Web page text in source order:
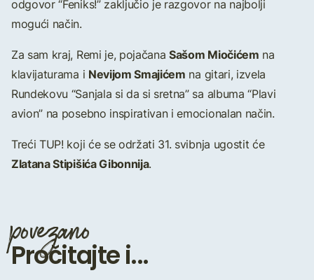
odgovor “Feniks!” zaključio je razgovor na najbolji
mogući način.
Za sam kraj, Remi je, pojačanaSašom Miočićem na
klavijaturama i Nevijom Smajićem na gitari, izvela
Rundekovu “Sanjala si da si sretna” sa albuma “Plavi
avion” na posebno inspirativan i emocionalan način.
Treći TUP! koji će se održati 31. svibnja ugostit će
Zlatana Stipišića Gibonnija.
povezano
Pročitajte i...